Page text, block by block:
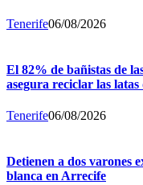
Tenerife06/08/2026
El 82% de bañistas de
asegura reciclar las latas
Tenerife06/08/2026
Detienen a dos varones
blanca en Arrecife